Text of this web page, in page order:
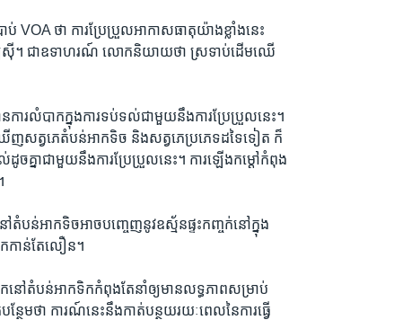
VOA ​ថា ការ​ប្រែប្រួល​អាកាសធាតុ​យ៉ាង​ខ្លាំង​នេះ​
កូឡូស៊ី។ ជា​ឧទាហរណ៍ លោក​និយាយ​ថា ស្រទាប់​ដើម​ឈើ​
រ​លំបាក​ក្នុង​ការ​ទប់​ទល់​ជាមួយ​នឹង​ការ​ប្រែ​ប្រួល​នេះ។
ញ​សត្វ​ភេ​តំបន់​អាកទិច និង​សត្វ​ភេ​ប្រភេទ​ដទៃ​ទៀត ​ក៏​
គ្នា​ជាមួយ​នឹង​ការ​ប្រែប្រួល​នេះ។ ការ​ឡើង​កម្ដៅ​កំពុង​
បន់​អាកទិច​អាច​បញ្ចេញ​នូវ​ឧស្ម័ន​ផ្ទះ​កញ្ចក់​នៅ​ក្នុង​
កាន់​តែ​លឿន។
ៅ​តំបន់​អាកទិក​កំពុង​តែ​នាំ​ឲ្យ​មាន​លទ្ធភាព​សម្រាប់​
ថា ការណ៍​នេះ​នឹង​កាត់​បន្ថយ​រយៈ​ពេល​នៃ​ការ​ធ្វើ​